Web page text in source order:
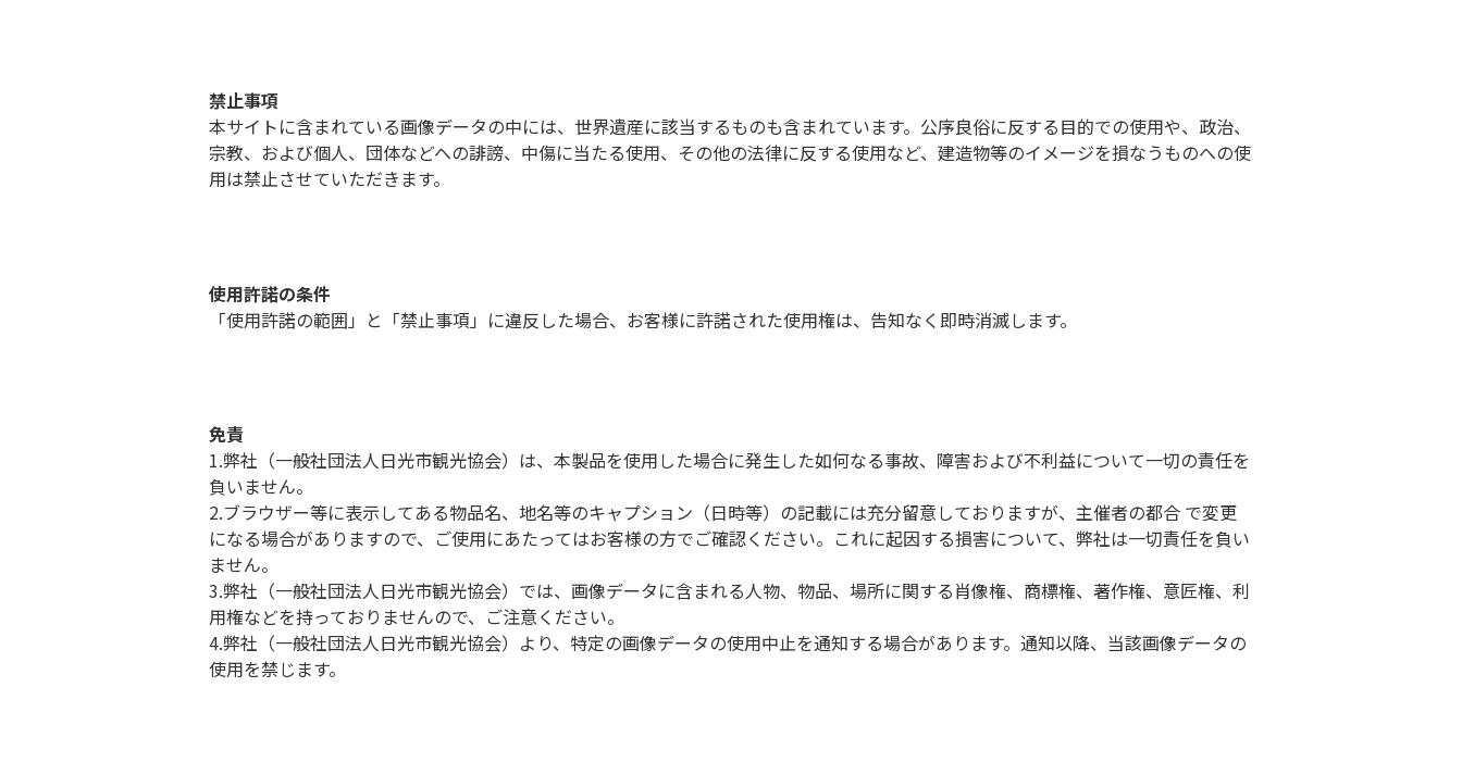
禁止事項
本サイトに含まれている画像データの中には、世界遺産に該当するものも含まれています。公序良俗に反する目的での使用や、政治、
宗教、および個人、団体などへの誹謗、中傷に当たる使用、その他の法律に反する使用など、建造物等のイメージを損なうものへの使
用は禁止させていただきます。
使用許諾の条件
「使用許諾の範囲」と「禁止事項」に違反した場合、お客様に許諾された使用権は、告知なく即時消滅します。
免責
1.弊社（一般社団法人日光市観光協会）は、本製品を使用した場合に発生した如何なる事故、障害および不利益について一切の責任を
負いません。
2.ブラウザー等に表示してある物品名、地名等のキャプション（日時等）の記載には充分留意しておりますが、主催者の都合 で変更
になる場合がありますので、ご使用にあたってはお客様の方でご確認ください。これに起因する損害について、弊社は一切責任を負い
ません。
3.弊社（一般社団法人日光市観光協会）では、画像データに含まれる人物、物品、場所に関する肖像権、商標権、著作権、意匠権、利
用権などを持っておりませんので、ご注意ください。
4.弊社（一般社団法人日光市観光協会）より、特定の画像データの使用中止を通知する場合があります。通知以降、当該画像データの
使用を禁じます。